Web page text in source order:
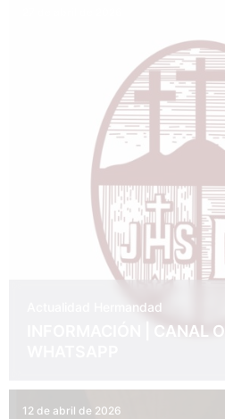
Hermandad
INFORMACIÓN | CANAL
12 de abril de 2026